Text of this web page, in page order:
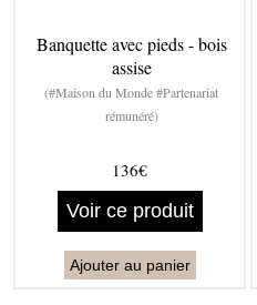
Banquette avec pieds - bois
assise
(#Maison du Monde #Partenariat
rémunéré)
136€
Voir ce produit
Ajouter au panier